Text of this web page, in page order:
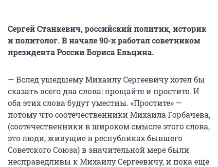
Сергей Станкевич, российский политик, историк
и политолог. В начале 90-х работал советником
президента России Бориса Ельцина.
— Вслед ушедшему Михаилу Сергеевичу хотел бы
сказать всего два слова: прощайте и простите. И
оба этих слова будут уместны. «Простите» —
потому что соотечественники Михаила Горбачева,
(соотечественники в широком смысле этого слова,
это люди, живущие в республиках бывшего
Советского Союза) в значительной мере были
несправедливы к Михаилу Сергеевичу, и пока еще